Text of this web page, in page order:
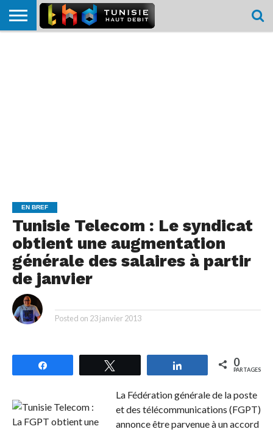
EN BREF
Tunisie Telecom : Le syndicat
obtient une augmentation
générale des salaires à partir
de janvier
Posted on 23 janvier 2013
Partagez 0
PARTAGES
La Fédération générale de la poste
et des télécommunications (FGPT)
annonce être parvenue à un accord